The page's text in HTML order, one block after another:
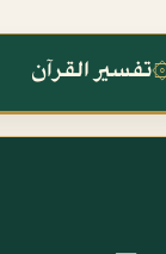
تفسير القرآن